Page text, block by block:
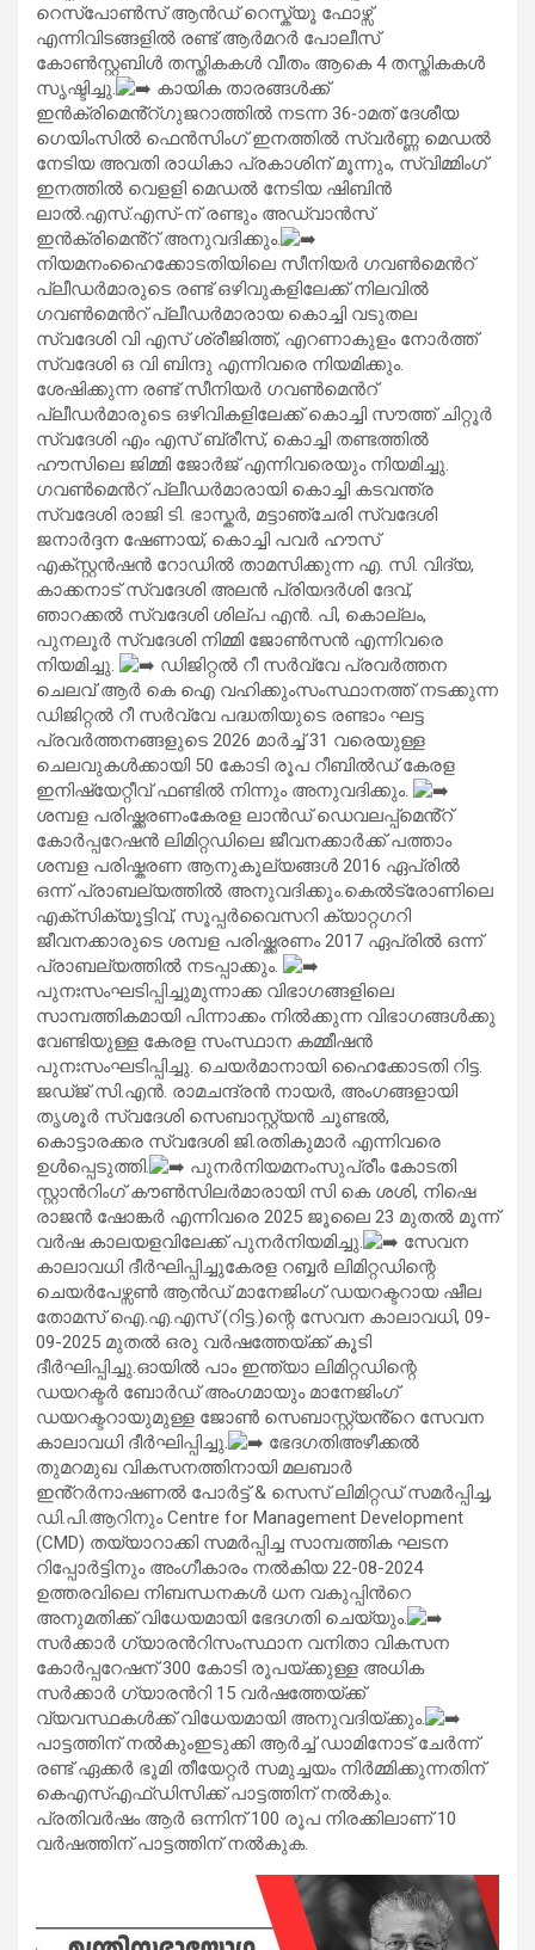
റെസ്പോൺസ് ആൻഡ് റെസ്ക്യൂ ഫോഴ്സ്
എന്നിവിടങ്ങളില്‍ രണ്ട് ആർമറർ പോലീസ്
കോൺസ്റ്റബിൾ തസ്തികകൾ വീതം ആകെ 4 തസ്തികകൾ
സൃഷ്ടിച്ചു.
കായിക താരങ്ങള്‍ക്ക്
ഇൻക്രിമെൻ്റ്ഗുജറാത്തിൽ നടന്ന 36-ാമത് ദേശീയ
ഗെയിംസിൽ ഫെൻസിംഗ് ഇനത്തിൽ സ്വർണ്ണ മെഡൽ
നേടിയ അവതി രാധികാ പ്രകാശിന് മൂന്നും, സ്വിമ്മിംഗ്
ഇനത്തിൽ വെളളി മെഡൽ നേടിയ ഷിബിൻ
ലാൽ.എസ്.എസ്-ന് രണ്ടും അഡ്വാൻസ്
ഇൻക്രിമെൻ്റ് അനുവദിക്കും.
നിയമനംഹൈക്കോടതിയിലെ സീനിയര്‍ ഗവണ്‍മെന്‍റ്
പ്ലീഡര്‍മാരുടെ രണ്ട് ഒഴിവുകളിലേക്ക് നിലവില്‍
ഗവണ്‍മെന്‍റ് പ്ലീഡര്‍മാരായ കൊച്ചി വടുതല
സ്വദേശി വി എസ് ശ്രീജിത്ത്, എറണാകുളം നോര്‍ത്ത്
സ്വദേശി ഒ വി ബിന്ദു എന്നിവരെ നിയമിക്കും.
ശേഷിക്കുന്ന രണ്ട് സീനിയര്‍ ഗവണ്‍മെന്‍റ്
പ്ലീഡര്‍മാരുടെ ഒഴിവികളിലേക്ക് കൊച്ചി സൗത്ത് ചിറ്റൂര്‍
സ്വദേശി എം എസ് ബ്രീസ്, കൊച്ചി തണ്ടത്തില്‍
ഹൗസിലെ ജിമ്മി ജോര്‍ജ് എന്നിവരെയും നിയമിച്ചു.
ഗവണ്‍മെന്‍റ് പ്ലീഡര്‍മാരായി കൊച്ചി കടവന്ത്ര
സ്വദേശി രാജി ടി. ഭാസ്കർ, മട്ടാഞ്ചേരി സ്വദേശി
ജനാർദ്ദന ഷേണായ്, കൊച്ചി പവർ ഹൗസ്
എക്സ്റ്റൻഷൻ റോഡിൽ താമസിക്കുന്ന എ. സി. വിദ്യ,
കാക്കനാട് സ്വദേശി അലൻ പ്രിയദർശി ദേവ്,
ഞാറക്കൽ സ്വദേശി ശില്പ എൻ. പി, കൊല്ലം,
പുനലൂർ സ്വദേശി നിമ്മി ജോൺസൻ എന്നിവരെ
നിയമിച്ചു.
ഡിജിറ്റല്‍ റീ സര്‍വ്വേ പ്രവര്‍ത്തന
ചെലവ് ആര്‍ കെ ഐ വഹിക്കുംസംസ്ഥാനത്ത് നടക്കുന്ന
ഡിജിറ്റല്‍ റീ സര്‍വ്വേ പദ്ധതിയുടെ രണ്ടാം ഘട്ട
പ്രവര്‍ത്തനങ്ങളുടെ 2026 മാര്‍ച്ച് 31 വരെയുള്ള
ചെലവുകള്‍ക്കായി 50 കോടി രൂപ റീബില്‍ഡ് കേരള
ഇനിഷ്യേറ്റീവ് ഫണ്ടില്‍ നിന്നും അനുവദിക്കും.
ശമ്പള പരിഷ്ക്കരണംകേരള ലാൻഡ് ഡെവലപ്പ്‌മെൻ്റ്
കോർപ്പറേഷൻ ലിമിറ്റഡിലെ ജീവനക്കാർക്ക് പത്താം
ശമ്പള പരിഷ്കരണ ആനുകൂല്യങ്ങൾ 2016 ഏപ്രില്‍
ഒന്ന് പ്രാബല്യത്തിൽ അനുവദിക്കും.കെല്‍ട്രോണിലെ
എക്സിക്യൂട്ടിവ്, സൂപ്പര്‍വൈസറി ക്യാറ്റഗറി
ജീവനക്കാരുടെ ശമ്പള പരിഷ്ക്കരണം 2017 ഏപ്രില്‍ ഒന്ന്
പ്രാബല്യത്തില്‍ നടപ്പാക്കും.
പുനഃസംഘടിപ്പിച്ചുമുന്നാക്ക വിഭാഗങ്ങളിലെ
സാമ്പത്തികമായി പിന്നാക്കം നിൽക്കുന്ന വിഭാഗങ്ങൾക്കു
വേണ്ടിയുള്ള കേരള സംസ്ഥാന കമ്മീഷൻ
പുനഃസംഘടിപ്പിച്ചു. ചെയര്‍മാനായി ഹൈക്കോടതി റിട്ട.
ജഡ്‌ജ് സി.എൻ. രാമചന്ദ്രൻ നായർ, അംഗങ്ങളായി
തൃശൂർ സ്വദേശി സെബാസ്റ്റ്യൻ ചൂണ്ടൽ,
കൊട്ടാരക്കര സ്വദേശി ജി.രതികുമാർ എന്നിവരെ
ഉള്‍പ്പെടുത്തി.
പുനര്‍നിയമനംസുപ്രീം കോടതി
സ്റ്റാന്‍റിംഗ് കൗണ്‍സിലര്‍മാരായി സി കെ ശശി, നിഷെ
രാജന്‍ ഷോങ്കര്‍ എന്നിവരെ 2025 ജൂലൈ 23 മുതല്‍ മൂന്ന്
വര്‍ഷ കാലയളവിലേക്ക് പുനര്‍നിയമിച്ചു.
സേവന
കാലാവധി ദീര്‍ഘിപ്പിച്ചുകേരള റബ്ബർ ലിമിറ്റഡിന്റെ
ചെയർപേഴ്സൺ ആൻഡ് മാനേജിംഗ് ഡയറക്ടറായ ഷീല
തോമസ് ഐ.എ.എസ് (റിട്ട.)ന്റെ സേവന കാലാവധി, 09-
09-2025 മുതൽ ഒരു വർഷത്തേയ്ക്ക് കൂടി
ദീർഘിപ്പിച്ചു.ഓയിൽ പാം ഇന്ത്യാ ലിമിറ്റഡിന്റെ
ഡയറക്ടർ ബോർഡ് അംഗമായും മാനേജിംഗ്
ഡയറക്ടറായുമുള്ള ജോൺ സെബാസ്റ്റ്യൻ്റെ സേവന
കാലാവധി ദീർഘിപ്പിച്ചു.
ഭേദഗതിഅഴീക്കല്‍
തുമറമുഖ വികസനത്തിനായി മലബാർ
ഇൻ്റർനാഷണൽ പോർട്ട് & സെസ് ലിമിറ്റഡ് സമർപ്പിച്ച,
ഡി.പി.ആറിനും Centre for Management Development
(CMD) തയ്യാറാക്കി സമർപ്പിച്ച സാമ്പത്തിക ഘടന
റിപ്പോർട്ടിനും അംഗീകാരം നല്‍കിയ 22-08-2024
ഉത്തരവിലെ നിബന്ധനകള്‍ ധന വകുപ്പിന്‍റെ
അനുമതിക്ക് വിധേയമായി ഭേദഗതി ചെയ്യും.
സർക്കാർ ഗ്യാരന്‍റിസംസ്ഥാന വനിതാ വികസന
കോർപ്പറേഷന് 300 കോടി രൂപയ്ക്കുള്ള അധിക
സർക്കാർ ഗ്യാരന്‍റി 15 വർഷത്തേയ്ക്ക്
വ്യവസ്ഥകൾക്ക് വിധേയമായി അനുവദിയ്ക്കും.
പാട്ടത്തിന് നല്‍കുംഇടുക്കി ആര്‍ച്ച് ഡാമിനോട് ചേര്‍ന്ന്
രണ്ട് ഏക്കര്‍ ഭൂമി തീയേറ്റര്‍ സമുച്ചയം നിര്‍മ്മിക്കുന്നതിന്
കെഎസ്എഫ്ഡിസിക്ക് പാട്ടത്തിന് നല്‍കും.
പ്രതിവര്‍ഷം ആര്‍ ഒന്നിന് 100 രൂപ നിരക്കിലാണ് 10
വര്‍ഷത്തിന് പാട്ടത്തിന് നല്‍കുക.